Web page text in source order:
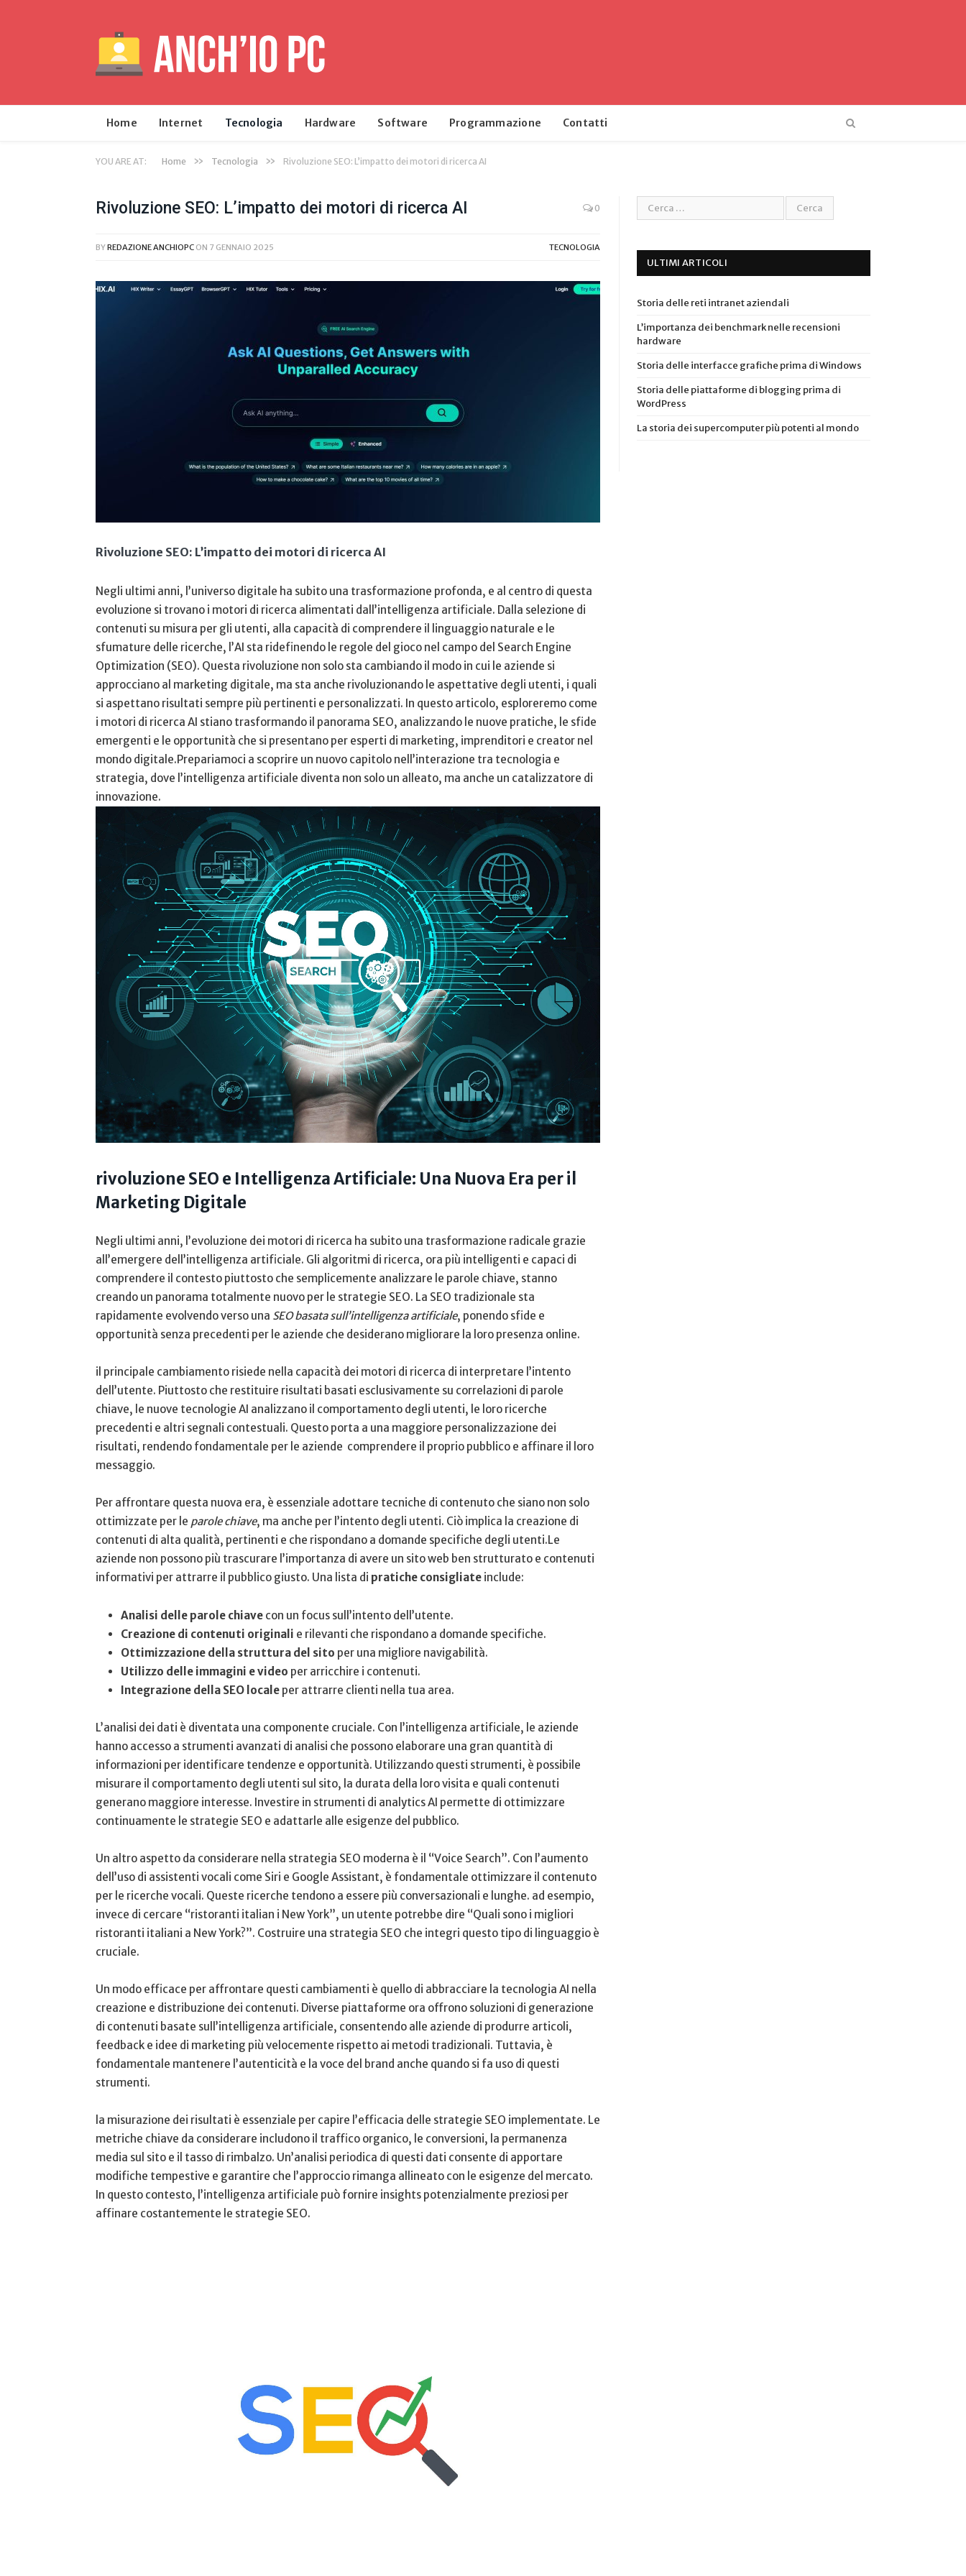
Home Internet Tecnologia Hardware Software Programmazione Contatti
YOU ARE AT: Home » Tecnologia » Rivoluzione SEO: L’impatto dei motori di ricerca AI
Rivoluzione SEO: L’impatto dei motori di ricerca AI 0
BYREDAZIONE ANCHIOPC ON 7 GENNAIO 2025 TECNOLOGIA
Rivoluzione⁢ SEO: L’impatto dei motori ‌di ricerca AI
Negli ultimi anni, ‍l’universo digitale ha subito ​una trasformazione profonda, e al centro di questa
evoluzione ​si trovano i motori di ‍ricerca alimentati ‌dall’intelligenza⁢ artificiale.⁢ Dalla selezione di
contenuti su misura per⁤ gli utenti, alla capacità di comprendere il linguaggio naturale e le
sfumature delle ricerche, l’AI sta ridefinendo le⁢ regole​ del gioco nel campo ⁢del Search Engine
Optimization (SEO). ⁢Questa rivoluzione⁣ non ⁣solo sta cambiando il modo in ‍cui ‌le aziende si⁤
approcciano al marketing digitale, ma sta anche rivoluzionando ⁣le ⁣aspettative⁣ degli utenti, i quali
si ‍aspettano​ risultati sempre più pertinenti e ⁤personalizzati.⁣ In questo articolo,‍ esploreremo come
i motori di ricerca AI⁣ stiano trasformando il‍ panorama​ SEO, analizzando ‍le nuove pratiche, le sfide
emergenti‌ e‍ le opportunità che si‌ presentano​ per esperti di marketing,⁣ imprenditori e creator nel
mondo digitale.Prepariamoci a scoprire un nuovo ‍capitolo nell’interazione tra‌ tecnologia e
strategia, dove l’intelligenza artificiale diventa non solo un alleato, ma anche un catalizzatore‍ di
innovazione.
rivoluzione⁢ SEO e Intelligenza Artificiale: Una Nuova‍ Era per il
Marketing Digitale
Negli ultimi anni, l’evoluzione dei motori di ricerca ha​ subito⁤ una trasformazione radicale grazie
all’emergere dell’intelligenza artificiale. Gli​ algoritmi‍ di ricerca, ora più ⁤intelligenti e capaci di
comprendere il⁣ contesto piuttosto che semplicemente analizzare le‍ parole ​chiave, stanno​
creando un panorama ⁢totalmente nuovo per le⁣ strategie​ SEO. La SEO ⁣tradizionale sta
rapidamente​ evolvendo verso una​ SEO basata sull’intelligenza‌ artificiale, ponendo sfide ‌e‍
opportunità ⁣senza precedenti per le aziende che desiderano ‌migliorare la loro presenza online.
il principale cambiamento risiede ⁣nella capacità ‍dei motori di ricerca di interpretare l’intento‌
dell’utente. Piuttosto che restituire risultati basati esclusivamente su correlazioni di parole
chiave,‍ le nuove tecnologie AI analizzano il comportamento degli utenti, le loro ⁣ricerche
precedenti ‌e altri ​segnali contestuali. Questo porta a una maggiore personalizzazione dei
risultati, ​rendendo ⁢fondamentale per le aziende ⁢ comprendere il ⁣proprio pubblico e affinare il loro
messaggio.
Per affrontare questa nuova era,⁢ è essenziale adottare​ tecniche di contenuto che ‍siano non solo
ottimizzate per ⁣le parole chiave,⁣ ma anche per l’intento degli utenti. Ciò​ implica la creazione di
contenuti di alta qualità, pertinenti e che rispondano a domande specifiche ‌degli utenti.Le
aziende⁢ non possono più trascurare l’importanza di⁣ avere un sito web ben strutturato ⁣e⁢ contenuti
informativi per attrarre ‌il pubblico ‍giusto. Una⁤ lista di⁢ pratiche consigliate include:
Analisi delle parole chiave ⁣con un focus sull’intento dell’utente.
Creazione di contenuti originali e rilevanti che rispondano a domande specifiche.
Ottimizzazione della struttura ⁤del sito per una migliore navigabilità.
Utilizzo delle immagini e video per arricchire ‍i contenuti.
Integrazione della SEO locale per attrarre ⁣clienti nella tua⁢ area.
L’analisi dei dati è diventata una componente‍ cruciale. Con ⁣l’intelligenza artificiale, le aziende
⁤hanno accesso a strumenti avanzati ‍di analisi che possono elaborare ‌una ‌gran quantità di
informazioni per ​identificare tendenze e ⁣opportunità. Utilizzando⁢ questi ‌strumenti,⁣ è possibile
misurare il comportamento degli ⁣utenti sul ​sito, la durata della loro⁤ visita e quali contenuti
generano ​maggiore interesse. Investire ‌in strumenti di ⁤analytics AI permette di ottimizzare
continuamente le⁤ strategie SEO e adattarle alle‍ esigenze ‌del pubblico.
Un altro⁣ aspetto da considerare nella strategia SEO moderna è⁣ il​ “Voice Search”. Con l’aumento
dell’uso di ‍assistenti vocali come ‍Siri e Google​ Assistant, è ​fondamentale ​ottimizzare il ⁣contenuto
‌per le ricerche vocali. Queste ricerche tendono a essere ​più conversazionali e lunghe. ad esempio,
invece di⁤ cercare “ristoranti italian i New York”,​ un utente potrebbe dire “Quali sono i⁤ migliori
ristoranti italiani ⁣a New York?”. Costruire una ⁤strategia‍ SEO che integri questo tipo di⁢ linguaggio è
‍cruciale.
Un​ modo efficace ⁤per ⁢affrontare questi cambiamenti ⁣è quello di abbracciare ⁢la tecnologia AI nella
⁣creazione e ‍distribuzione ⁣dei contenuti. ⁢Diverse⁣ piattaforme ora‍ offrono‍ soluzioni di generazione
di contenuti⁢ basate sull’intelligenza artificiale, consentendo ‍alle ⁢aziende di produrre articoli,
feedback e idee ‌di⁣ marketing più ⁣velocemente ⁢rispetto⁣ ai ⁢metodi​ tradizionali.‍ Tuttavia, ⁤è
⁣fondamentale mantenere l’autenticità e la voce del ​brand ⁤anche⁢ quando si fa uso ⁤di questi
strumenti.
la misurazione⁤ dei risultati è essenziale per‌ capire l’efficacia⁣ delle​ strategie SEO implementate. Le
metriche chiave da‌ considerare includono‌ il traffico organico, le conversioni, la permanenza
media sul sito e il tasso di rimbalzo. Un’analisi periodica di questi dati ‍consente di⁣ apportare
modifiche tempestive e⁤ garantire⁢ che l’approccio⁣ rimanga allineato con le esigenze⁣ del mercato.
In‍ questo contesto, l’intelligenza ⁤artificiale può fornire insights potenzialmente preziosi per
affinare costantemente ⁤le ​strategie⁣ SEO.
ULTIMI ARTICOLI
Storia delle reti intranet aziendali
L’importanza dei benchmark nelle recensioni
hardware
Storia delle interfacce grafiche prima di Windows
Storia delle piattaforme di blogging prima di
WordPress
La storia dei supercomputer più potenti al mondo